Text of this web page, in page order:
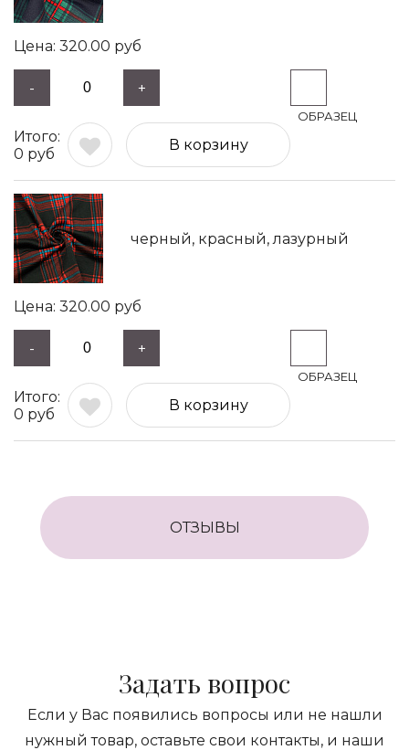
320.00 руб
- +
0 руб
В корзину
черный, красный, лазурный
320.00 руб
- +
0 руб
В корзину
ОТЗЫВЫ
Задать вопрос
Если у Вас появились вопросы или не нашли
нужный товар, оставьте свои контакты, и наши